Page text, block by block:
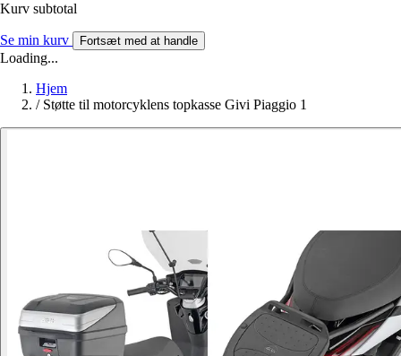
Kurv subtotal
Se min kurv Fortsæt med at handle
Loading...
Hjem
/ Støtte til motorcyklens topkasse Givi Piaggio 1